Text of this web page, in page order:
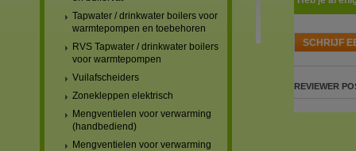
Tapwater / drinkwater boilers voor
warmtepompen en toebehoren
RVS Tapwater / drinkwater boilers
voor warmtepompen
Vuilafscheiders
Zonekleppen elektrisch
Mengventielen voor verwarming
(handbediend)
Mengventielen voor verwarming
SCHRIJF
REVIEWER